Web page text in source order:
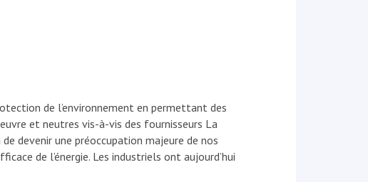
de l’environnement en permettant des
et neutres vis-à-vis des fournisseurs La
devenir une préoccupation majeure de nos
de l’énergie. Les industriels ont aujourd’hui